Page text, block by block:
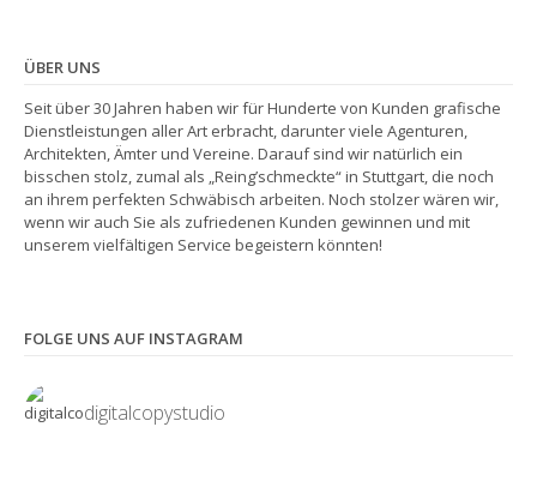
ÜBER UNS
Seit über 30 Jahren haben wir für Hunderte von Kunden grafische
Dienstleistungen aller Art erbracht, darunter viele Agenturen,
Architekten, Ämter und Vereine. Darauf sind wir natürlich ein
bisschen stolz, zumal als „Reing’schmeckte“ in Stuttgart, die noch
an ihrem perfekten Schwäbisch arbeiten. Noch stolzer wären wir,
wenn wir auch Sie als zufriedenen Kunden gewinnen und mit
unserem vielfältigen Service begeistern könnten!
FOLGE UNS AUF INSTAGRAM
digitalcopystudio